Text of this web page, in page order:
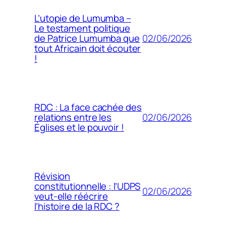
L’utopie de Lumumba –
Le testament politique
de Patrice Lumumba que
tout Africain doit écouter
!
02/06/2026
RDC : La face cachée des
relations entre les
Églises et le pouvoir !
02/06/2026
Révision
constitutionnelle : l’UDPS
veut-elle réécrire
l’histoire de la RDC ?
02/06/2026